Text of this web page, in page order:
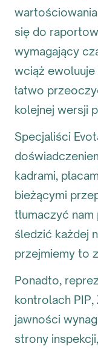
się do
wymagający
wciąż ewoluuje
łatwo
kolejnej wersji
Specjaliści
kadrami,
bieżącymi
tłumaczyć
śledzić każdej
przejmiemy to
Ponadto,
kontrolach PIP,
jawności
strony